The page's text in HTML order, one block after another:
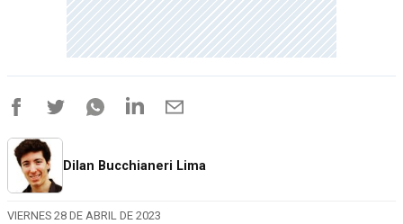
Dilan Bucchianeri Lima
VIERNES 28 DE ABRIL DE 2023